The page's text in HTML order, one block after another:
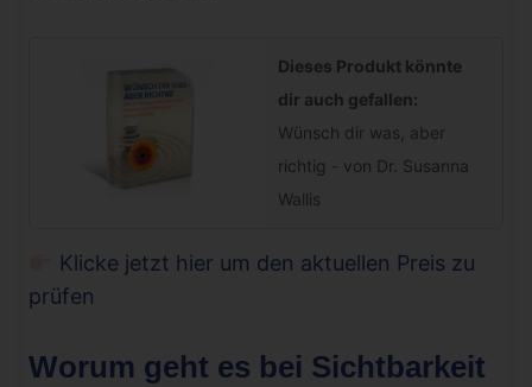
Dieses Produkt könnte
dir auch gefallen:
Wünsch dir was, aber
richtig - von Dr. Susanna
Wallis
Klicke jetzt hier um den aktuellen Preis zu
prüfen
Worum geht es bei Sichtbarkeit